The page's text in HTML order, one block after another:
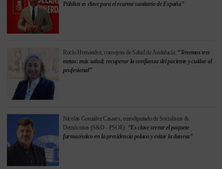
Pública es clave para el rearme sanitario de España”
Rocío Hernández, consejera de Salud de Andalucía: “Tenemos tres
metas: más salud; recuperar la confianza del paciente y cuidar al
profesional”
Nicolás González Casares, eurodiputado de Socialistas &
Demócratas (S&D - PSOE): “Es clave cerrar el paquete
farmacéutico en la presidencia polaca y evitar la danesa”